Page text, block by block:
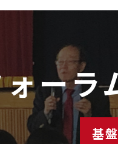
アクセス
沿革
評議員・役員
国際
か
リー
プロ
ォーラム 集合フォーラム
ォーラム 各国関連事業
日本語教育サポート事業
ーラム
続セミナーーラ
基